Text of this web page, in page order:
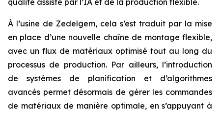
qualité assisté par l’IA et de la production flexible.
À l’usine de Zedelgem, cela s’est traduit par la mise
en place d’une nouvelle chaîne de montage flexible,
avec un flux de matériaux optimisé tout au long du
processus de production. Par ailleurs, l’introduction
de systèmes de planification et d’algorithmes
avancés permet désormais de gérer les commandes
de matériaux de manière optimale, en s’appuyant à